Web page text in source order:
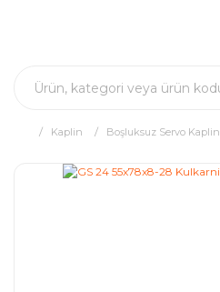
Kaplin Boşluksuz Servo Kaplin